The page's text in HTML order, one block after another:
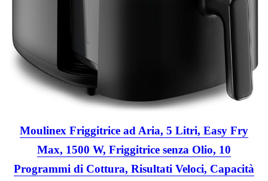
Moulinex Friggitrice ad Aria, 5 Litri, Easy Fry
Max, 1500 W, Friggitrice senza Olio, 10
Programmi di Cottura, Risultati Veloci, Capacità